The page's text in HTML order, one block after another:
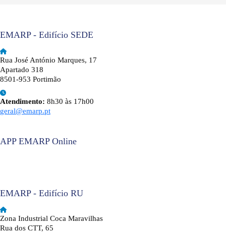
EMARP - Edifício SEDE
Rua José António Marques, 17
Apartado 318
8501-953 Portimão
Atendimento: 8h30 às 17h00
geral@emarp.pt
APP EMARP Online
EMARP - Edifício RU
Zona Industrial Coca Maravilhas
Rua dos CTT, 65